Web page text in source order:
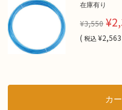
在庫有り
¥3,550
( 税込